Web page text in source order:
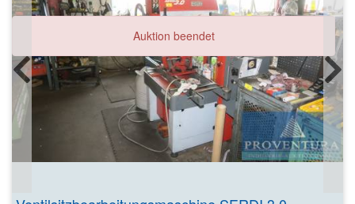
Auktion beendet